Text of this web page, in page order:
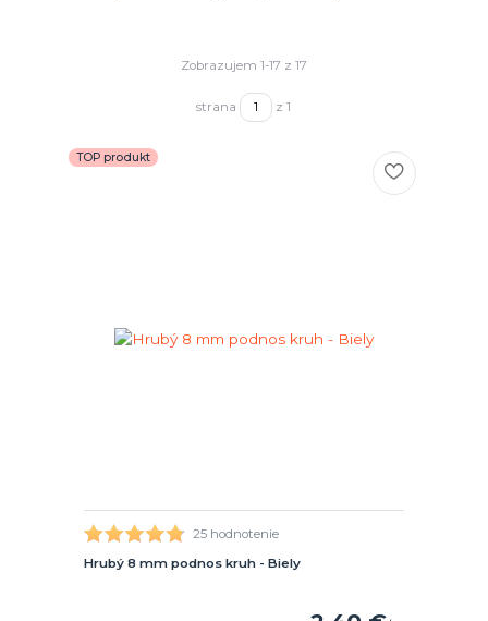
Zobrazujem 1-17 z 17
strana z 1
TOP produkt
25 hodnotenie
Hrubý 8 mm podnos kruh - Biely